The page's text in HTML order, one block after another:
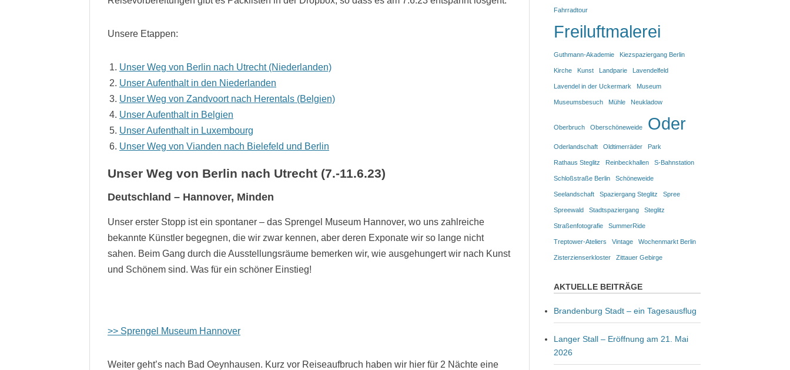
Unsere Etappen:
Unser Weg von Berlin nach Utrecht (Niederlanden)
Unser Aufenthalt in den Niederlanden
Unser Weg von Zandvoort nach Herentals (Belgien)
Unser Aufenthalt in Belgien
Unser Aufenthalt in Luxembourg
Unser Weg von Vianden nach Bielefeld und Berlin
Unser Weg von Berlin nach Utrecht (7.-11.6.23)
Deutschland – Hannover, Minden
Unser erster Stopp ist ein spontaner – das Sprengel Museum Hannover, wo uns zahlreiche
bekannte Künstler begegnen, die wir zwar kennen, aber deren Exponate wir so lange nicht
sahen. Beim Gang durch die Ausstellungsräume bemerken wir, wie ausgehungert wir nach Kunst
und Schönem sind. Was für ein schöner Einstieg!
>> Sprengel Museum Hannover
Weiter geht’s nach Bad Oeynhausen. Kurz vor Reiseaufbruch haben wir hier für 2 Nächte eine
Fahrradtour
Freiluftmalerei
Guthmann-Akademie Kiezspaziergang Berlin
Kirche Kunst Landparie Lavendelfeld
Lavendel in der Uckermark Museum
Museumsbesuch Mühle Neukladow
Oberbruch Oberschöneweide Oder
Oderlandschaft Oldtimerräder Park
Rathaus Steglitz Reinbeckhallen S-Bahnstation
Schloßstraße Berlin Schöneweide
Seelandschaft Spaziergang Steglitz Spree
Spreewald Stadtspaziergang Steglitz
Straßenfotografie SummerRide
Treptower-Ateliers Vintage Wochenmarkt Berlin
Zisterzienserkloster Zittauer Gebirge
AKTUELLE BEITRÄGE
Brandenburg Stadt – ein Tagesausflug
Langer Stall – Eröffnung am 21. Mai
2026